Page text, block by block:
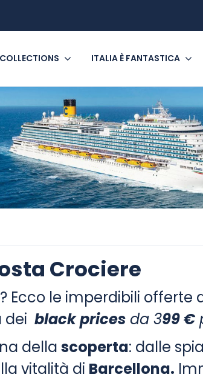
ITALIA È FANTASTICA
Crociere
? Ecco le imperdibili offerte
black pricesda 399 €
della scoperta: dalle
vitalità di Barcellona.